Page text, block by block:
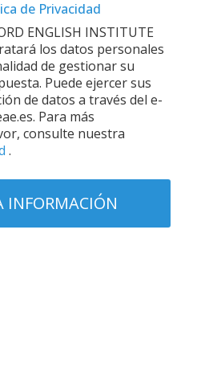
de Privacidad
ENGLISH INSTITUTE
los datos personales
de gestionar su
Puede ejercer sus
de datos a través del e-
Para más
consulte nuestra
.